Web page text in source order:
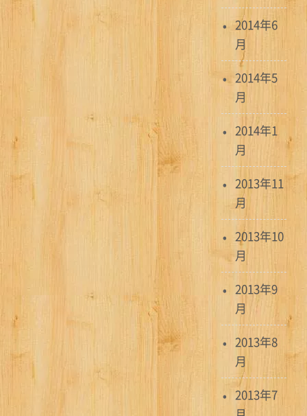
2014年6
月
2014年5
月
2014年1
月
2013年11
月
2013年10
月
2013年9
月
2013年8
月
2013年7